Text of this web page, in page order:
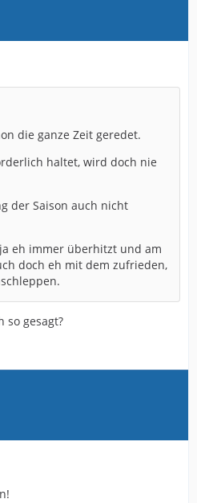
die ganze Zeit geredet.
haltet, wird doch nie
der Saison auch nicht
eh immer überhitzt und am
doch eh mit dem zufrieden,
so gesagt?